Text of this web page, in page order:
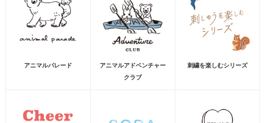
アニマルパレード
アニマルアドベンチャー
クラブ
刺繍を楽しむシリーズ